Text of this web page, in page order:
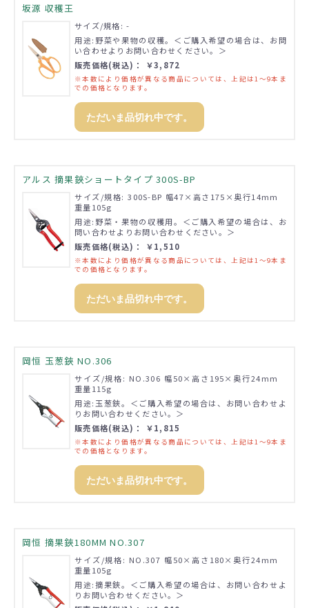
坂源 収穫王
サイズ/規格: -
用途:野菜や果物の収穫。＜ご購入希望の場合は、お問
い合わせよりお問い合わせください。＞
販売価格(税込)： ￥3,872
※本数により価格が異なる商品については、上記は1～9本ま
での価格となります。
ただいま品切れ中です。
アルス 摘果鋏ショートタイプ 300S-BP
サイズ/規格: 300S-BP 幅47×高さ175×奥行14mm
重量105g
用途:野菜・果物の収穫用。＜ご購入希望の場合は、お
問い合わせよりお問い合わせください。＞
販売価格(税込)： ￥1,510
※本数により価格が異なる商品については、上記は1～9本ま
での価格となります。
ただいま品切れ中です。
岡恒 玉葱鋏 NO.306
サイズ/規格: NO.306 幅50×高さ195×奥行24mm
重量115g
用途:玉葱鋏。＜ご購入希望の場合は、お問い合わせよ
りお問い合わせください。＞
販売価格(税込)： ￥1,815
※本数により価格が異なる商品については、上記は1～9本ま
での価格となります。
ただいま品切れ中です。
岡恒 摘果鋏180MM NO.307
サイズ/規格: NO.307 幅50×高さ180×奥行24mm
重量105g
用途:摘果鋏。＜ご購入希望の場合は、お問い合わせよ
りお問い合わせください。＞